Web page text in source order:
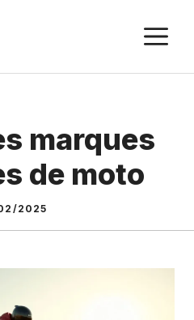
marques
de moto
2025